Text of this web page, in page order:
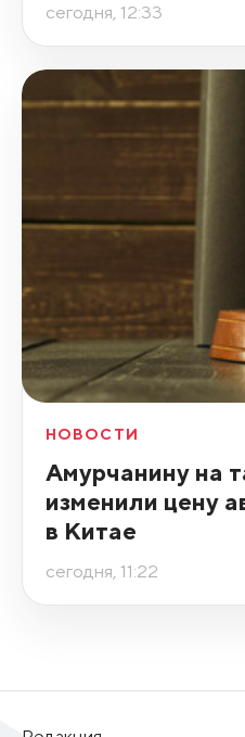
сегодня, 12:33
НОВОСТИ
Амурчанину на
изменили цену
в Китае
сегодня, 11:22